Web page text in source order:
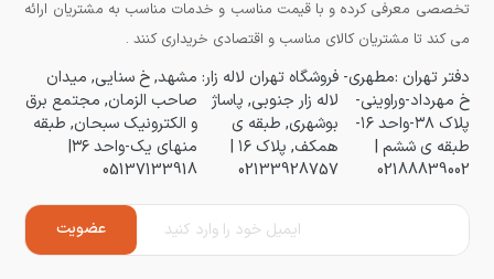
تخصصی معرفی کرده و با قیمت مناسب و خدمات مناسب به مشتریان ارائه
می کند تا مشتریان کالای مناسب و اقتصادی خریداری کنند .
دفتر تهران :مطهری-
خ مهرداد-وراوینی-
پلاک ۳۸-واحد ۱۶-
طبقه ی ششم |
02188839002
فروشگاه تهران لاله زار:
لاله زار جنوبی, پاساژ
بوشهری, طبقه ی
همکف, پلاک ۱۶ |
02133928757
مشهد, خ سنایی, میدان
صاحب الزمان, مجتمع برق
و الکترونیک سبحان, طبقه
منهای یک-واحد ۳۶|
05137133918